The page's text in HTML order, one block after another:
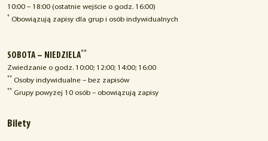
10:00 – 18:00 (ostatnie wejście o godz. 16:00)
* Obowiązują zapisy dla grup i osób indywidualnych
SOBOTA – NIEDZIELA**
Zwiedzanie o godz. 10:00; 12:00; 14:00; 16:00
** Osoby indywidualne – bez zapisów
** Grupy powyżej 10 osób – obowiązują zapisy
Bilety